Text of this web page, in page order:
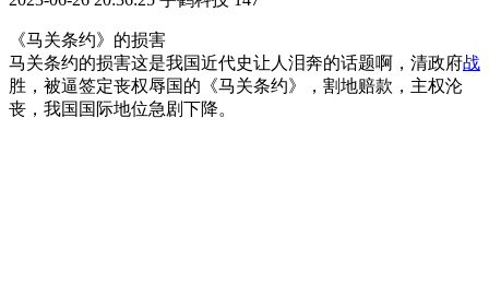
《马关条约》的损害
马关条约的损害这是我国近代史让人泪奔的话题啊，清政府战
胜，被逼签定丧权辱国的《马关条约》，割地赔款，主权沦
丧，我国国际地位急剧下降。